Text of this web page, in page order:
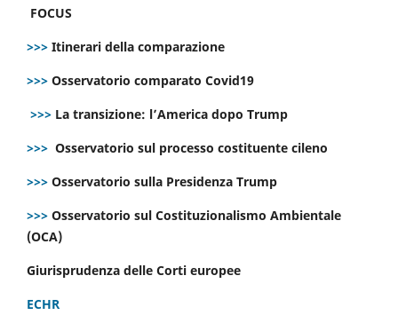
FOCUS
>>> Itinerari della comparazione
>>> Osservatorio comparato Covid19
>>> La transizione: l’America dopo Trump
>>> Osservatorio sul processo costituente cileno
>>> Osservatorio sulla Presidenza Trump
>>> Osservatorio sul Costituzionalismo Ambientale
(OCA)
Giurisprudenza delle Corti europee
ECHR